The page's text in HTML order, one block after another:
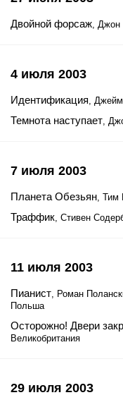
Двойной форсаж, Джон
4 июля 2003
Идентификация,
Темнота наступает,
7 июля 2003
Планета Обезьян, Тим
Траффик, Стивен
11 июля 2003
Пианист, Роман
Польша
Осторожно! Двери
Великобритания
29 июля 2003